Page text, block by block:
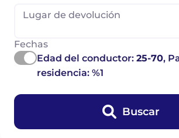
Lugar de devolución
Fechas
Edad del conductor:25-70,
residencia: %1
Buscar